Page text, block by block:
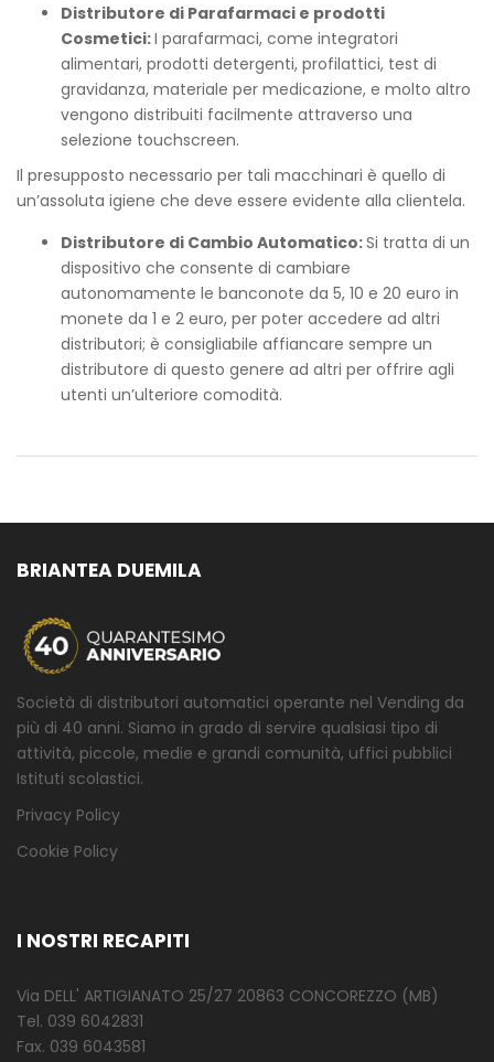
Distributore di Parafarmaci e prodotti
Cosmetici:I parafarmaci, come integratori
alimentari, prodotti detergenti, profilattici, test di
gravidanza, materiale per medicazione, e molto altro
vengono distribuiti facilmente attraverso una
selezione touchscreen.
Il presupposto necessario per tali macchinari è quello di
un’assoluta igiene che deve essere evidente alla clientela.
Distributore di Cambio Automatico:Si tratta di un
dispositivo che consente di cambiare
autonomamente le banconote da 5, 10 e 20 euro in
monete da 1 e 2 euro, per poter accedere ad altri
distributori; è consigliabile affiancare sempre un
distributore di questo genere ad altri per offrire agli
utenti un’ulteriore comodità.
BRIANTEA DUEMILA
Società di distributori automatici operante nel Vending da
più di 40 anni. Siamo in grado di servire qualsiasi tipo di
attività, piccole, medie e grandi comunità, uffici pubblici
Istituti scolastici.
Privacy Policy
Cookie Policy
I NOSTRI RECAPITI
Via DELL' ARTIGIANATO 25/27 20863 CONCOREZZO (MB)
Tel. 039 6042831
Fax. 039 6043581